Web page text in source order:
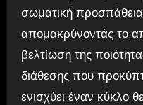
σωματική
απομακρύνοντάς το
βελτίωση της
διάθεσης που
ενισχύει έναν κύκλο